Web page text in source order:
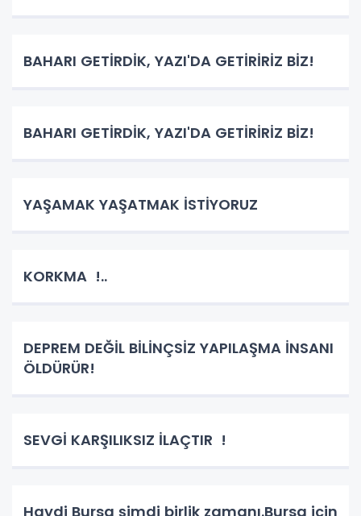
BAHARI GETİRDİK, YAZI'DA GETİRİRİZ BİZ!
BAHARI GETİRDİK, YAZI'DA GETİRİRİZ BİZ!
YAŞAMAK YAŞATMAK İSTİYORUZ
KORKMA !..
DEPREM DEĞİL BİLİNÇSİZ YAPILAŞMA İNSANI
ÖLDÜRÜR!
SEVGİ KARŞILIKSIZ İLAÇTIR !
Haydi Bursa şimdi birlik zamanı.Bursa için